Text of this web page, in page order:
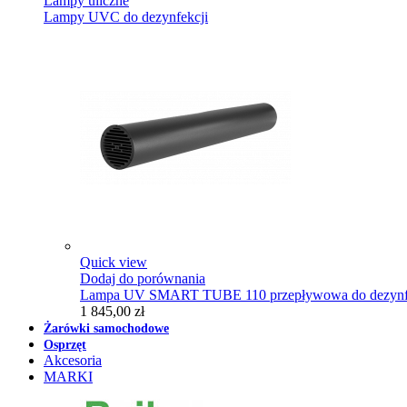
Lampy UVC do dezynfekcji
Quick view
Dodaj do porównania
Lampa UV SMART TUBE 110 przepływowa do
1 845,00 zł
Żarówki samochodowe
Osprzęt
Akcesoria
MARKI